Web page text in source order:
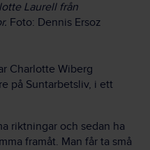
Laurell från
Foto: Dennis Ersoz
Charlotte Wiberg
på Suntarbetsliv, i ett
riktningar och sedan ha
framåt. Man får ta små